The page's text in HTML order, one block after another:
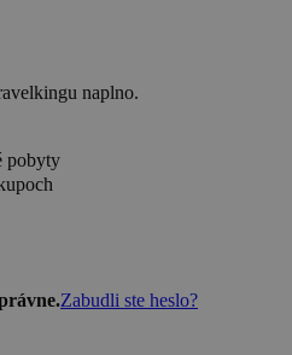
naplno.
pobyty
Zabudli ste heslo?